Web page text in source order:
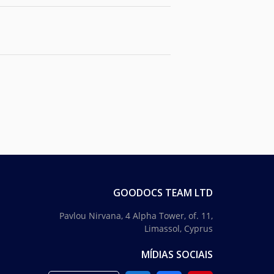
GOODOCS TEAM LTD
Pavlou Nirvana, 4 Alpha Tower, of. 11,
Limassol, Cyprus
MÍDIAS SOCIAIS